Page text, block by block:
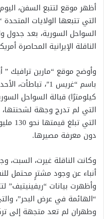
أظهر موقع لتتبع السفن، اليوم
التي تتبعها الولايات المتحدة
السواحل السورية، بعد
الناقلة الإيرانية المحاصرة
وأوضح موقع “مارين ترافيك ”
كيلومترًا) قبالة السواحل
التي
دون معرفة مصيرها.
وكانت الناقلة غيرت، السبت،
أنباء عن وجود مشترٍ محتمل
وأظهرت بيانات “ريفينيتيف”
“الهائمة في عرض البحر”،
وطهران لم تعد متجهة إلى